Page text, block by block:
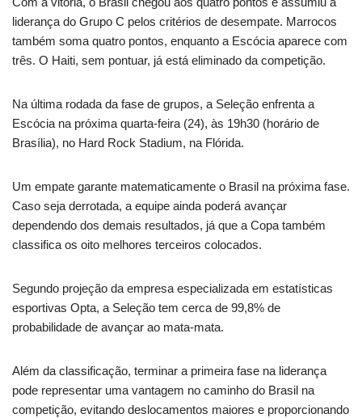
liderança do Grupo C pelos critérios de desempate. Marrocos
também soma quatro pontos, enquanto a Escócia aparece com
três. O Haiti, sem pontuar, já está eliminado da competição.
Na última rodada da fase de grupos, a Seleção enfrenta a
Escócia na próxima quarta-feira (24), às 19h30 (horário de
Brasília), no Hard Rock Stadium, na Flórida.
Um empate garante matematicamente o Brasil na próxima fase.
Caso seja derrotada, a equipe ainda poderá avançar
dependendo dos demais resultados, já que a Copa também
classifica os oito melhores terceiros colocados.
Segundo projeção da empresa especializada em estatísticas
esportivas Opta, a Seleção tem cerca de 99,8% de
probabilidade de avançar ao mata-mata.
Além da classificação, terminar a primeira fase na liderança
pode representar uma vantagem no caminho do Brasil na
competição, evitando deslocamentos maiores e proporcionando